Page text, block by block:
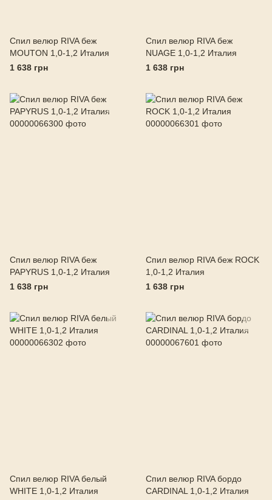
Спил велюр RIVA беж
MOUTON 1,0-1,2 Италия
1 638 грн
Спил велюр RIVA беж
NUAGE 1,0-1,2 Италия
1 638 грн
Спил велюр RIVA беж
PAPYRUS 1,0-1,2 Италия
1 638 грн
Спил велюр RIVA беж ROCK
1,0-1,2 Италия
1 638 грн
Спил велюр RIVA белый
WHITE 1,0-1,2 Италия
Спил велюр RIVA бордо
CARDINAL 1,0-1,2 Италия